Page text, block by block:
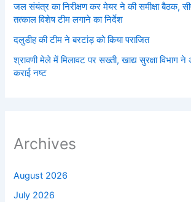
जल संयंत्र का निरीक्षण कर मेयर ने की समीक्षा बैठक,
तत्काल विशेष टीम लगाने का निर्देश
दलुडीह की टीम ने बरटांड़ को किया पराजित
श्रावणी मेले में मिलावट पर सख्ती, खाद्य सुरक्षा विभाग
कराई नष्ट
Archives
August 2026
July 2026